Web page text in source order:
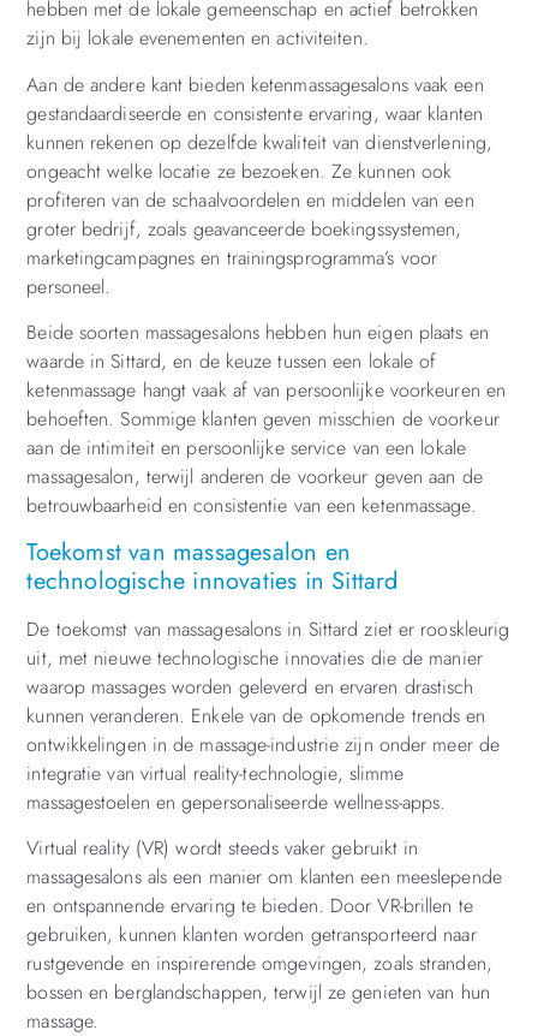
hebben met de lokale gemeenschap en actief betrokken
zijn bij lokale evenementen en activiteiten.
Aan de andere kant bieden ketenmassagesalons vaak een
gestandaardiseerde en consistente ervaring, waar klanten
kunnen rekenen op dezelfde kwaliteit van dienstverlening,
ongeacht welke locatie ze bezoeken. Ze kunnen ook
profiteren van de schaalvoordelen en middelen van een
groter bedrijf, zoals geavanceerde boekingssystemen,
marketingcampagnes en trainingsprogramma’s voor
personeel.
Beide soorten massagesalons hebben hun eigen plaats en
waarde in Sittard, en de keuze tussen een lokale of
ketenmassage hangt vaak af van persoonlijke voorkeuren en
behoeften. Sommige klanten geven misschien de voorkeur
aan de intimiteit en persoonlijke service van een lokale
massagesalon, terwijl anderen de voorkeur geven aan de
betrouwbaarheid en consistentie van een ketenmassage.
Toekomst van massagesalon en
technologische innovaties in Sittard
De toekomst van massagesalons in Sittard ziet er rooskleurig
uit, met nieuwe technologische innovaties die de manier
waarop massages worden geleverd en ervaren drastisch
kunnen veranderen. Enkele van de opkomende trends en
ontwikkelingen in de massage-industrie zijn onder meer de
integratie van virtual reality-technologie, slimme
massagestoelen en gepersonaliseerde wellness-apps.
Virtual reality (VR) wordt steeds vaker gebruikt in
massagesalons als een manier om klanten een meeslepende
en ontspannende ervaring te bieden. Door VR-brillen te
gebruiken, kunnen klanten worden getransporteerd naar
rustgevende en inspirerende omgevingen, zoals stranden,
bossen en berglandschappen, terwijl ze genieten van hun
massage.